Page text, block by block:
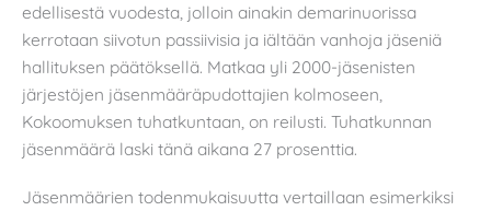
edellisestä vuodesta, jolloin ainakin demarinuorissa
kerrotaan siivotun passiivisia ja iältään vanhoja jäseniä
hallituksen päätöksellä. Matkaa yli 2000-jäsenisten
järjestöjen jäsenmääräpudottajien kolmoseen,
Kokoomuksen tuhatkuntaan, on reilusti. Tuhatkunnan
jäsenmäärä laski tänä aikana 27 prosenttia.
Jäsenmäärien todenmukaisuutta vertaillaan esimerkiksi